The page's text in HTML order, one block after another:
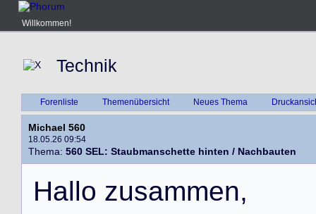
Willkommen!
Technik
Forenliste Themenübersicht Neues Thema
Michael 560
18.05.26 09:54
Thema: 560 SEL: Staubmanschette hinten / Nachbauten
Hallo zusammen,